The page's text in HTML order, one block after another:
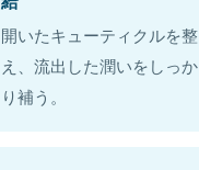
開いたキューティクルを整
え、流出した潤いをしっか
り補う。